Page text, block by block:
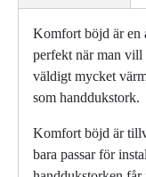
Komfort böjd är en
perfekt när man vill
väldigt mycket
som handdukstork.
Komfort böjd är
bara passar för